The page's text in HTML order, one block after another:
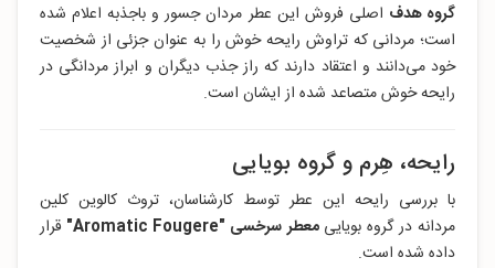
گروه هدف اصلی فروش این عطر مردان جسور و باجذبه اعلام شده
است؛ مردانی که تراوش رایحه خوش را به عنوان جزئی از شخصیت
خود می‌دانند و اعتقاد دارند که راز جذب دیگران و ابراز مردانگی در
رایحه خوش متصاعد شده از ایشان است.
رایحه، هِرم و گروه بویایی
با بررسی رایحه این عطر توسط کارشناسان، تروث کالوین کلین
مردانه در گروه بویایی معطر سرخسی "Aromatic Fougere"
قرار
داده‌ شده است.